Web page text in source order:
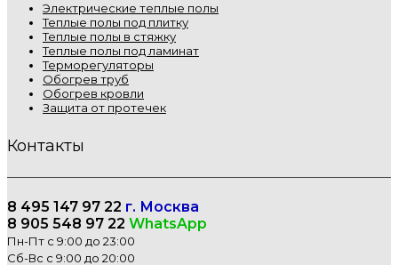
Электрические теплые полы
Теплые полы под плитку
Теплые полы в стяжку
Теплые полы под ламинат
Терморегуляторы
Обогрев труб
Обогрев кровли
Защита от протечек
Контакты
8 495 147 97 22 г. Москва
8 905 548 97 22 WhatsApp
Пн-Пт с 9:00 до 23:00
Сб-Вс с 9:00 до 20:00